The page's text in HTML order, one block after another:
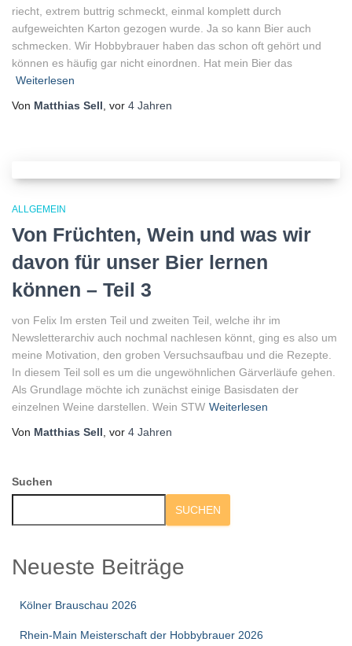
riecht, extrem buttrig schmeckt, einmal komplett durch
aufgeweichten Karton gezogen wurde. Ja so kann Bier auch
schmecken. Wir Hobbybrauer haben das schon oft gehört und
können es häufig gar nicht einordnen. Hat mein Bier das
Weiterlesen
Von Matthias Sell , vor 4 Jahren
ALLGEMEIN
Von Früchten, Wein und was wir
davon für unser Bier lernen
können – Teil 3
von Felix Im ersten Teil und zweiten Teil, welche ihr im
Newsletterarchiv auch nochmal nachlesen könnt, ging es also um
meine Motivation, den groben Versuchsaufbau und die Rezepte.
In diesem Teil soll es um die ungewöhnlichen Gärverläufe gehen.
Als Grundlage möchte ich zunächst einige Basisdaten der
einzelnen Weine darstellen. Wein STW Weiterlesen
Von Matthias Sell , vor 4 Jahren
Suchen
SUCHEN
Neueste Beiträge
Kölner Brauschau 2026
Rhein-Main Meisterschaft der Hobbybrauer 2026